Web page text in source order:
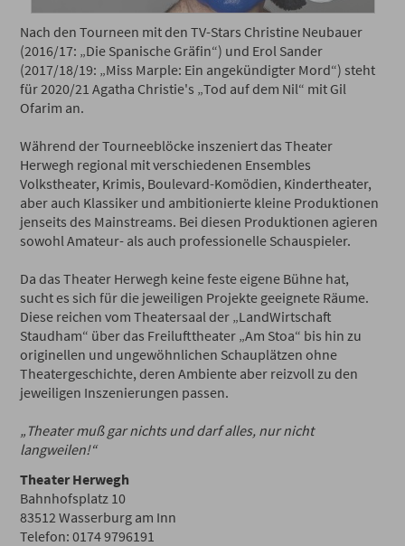
Nach den Tourneen mit den TV-Stars Christine Neubauer
(2016/17: „Die Spanische Gräfin“) und Erol Sander
(2017/18/19: „Miss Marple: Ein angekündigter Mord“) steht
für 2020/21 Agatha Christie's „Tod auf dem Nil“ mit Gil
Ofarim an.
Während der Tourneeblöcke inszeniert das Theater
Herwegh regional mit verschiedenen Ensembles
Volkstheater, Krimis, Boulevard-Komödien, Kindertheater,
aber auch Klassiker und ambitionierte kleine Produktionen
jenseits des Mainstreams. Bei diesen Produktionen agieren
sowohl Amateur- als auch professionelle Schauspieler.
Da das Theater Herwegh keine feste eigene Bühne hat,
sucht es sich für die jeweiligen Projekte geeignete Räume.
Diese reichen vom Theatersaal der „LandWirtschaft
Staudham“ über das Freilufttheater „Am Stoa“ bis hin zu
originellen und ungewöhnlichen Schauplätzen ohne
Theatergeschichte, deren Ambiente aber reizvoll zu den
jeweiligen Inszenierungen passen.
„Theater muß gar nichts und darf alles, nur nicht
langweilen!“
Theater Herwegh
Bahnhofsplatz 10
83512 Wasserburg am Inn
Telefon: 0174 9796191